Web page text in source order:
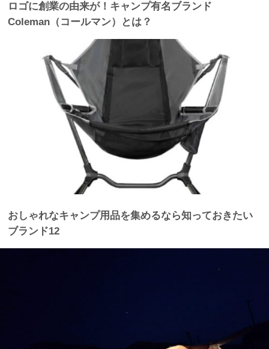
ロゴに創業の由来が！キャンプ有名ブランド
Coleman（コールマン）とは？
おしゃれなキャンプ用品を集めるなら知っておきたい
ブランド12